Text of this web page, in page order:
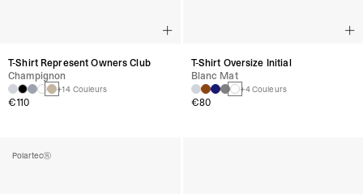
T-Shirt Represent Owners Club
Champignon
+14 Couleurs
€110
T-Shirt Oversize Initial
Blanc Mat
+4 Couleurs
€80
Polartec®